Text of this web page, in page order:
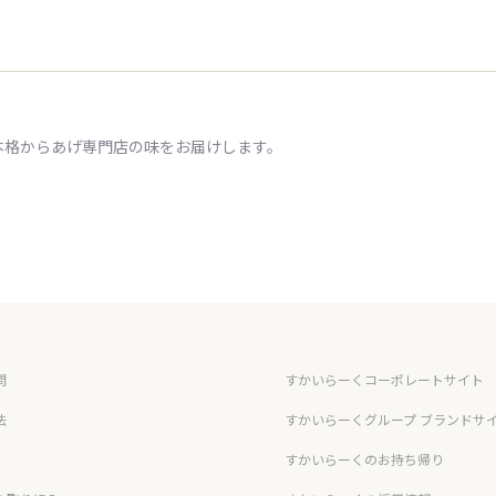
からあげ専門店の味をお届けします。
すかいらーくコーポレートサイト
すかいらーくグループ ブランドサ
すかいらーくのお持ち帰り